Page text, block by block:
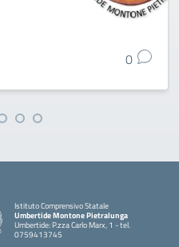
0
Istituto Comprensivo Statale
Umbertide Montone Pietralunga
Umbertide: P.zza Carlo Marx, 1 - tel.
0759413745